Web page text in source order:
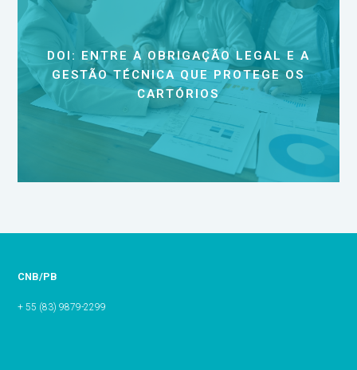
DOI: ENTRE A OBRIGAÇÃO LEGAL E A
GESTÃO TÉCNICA QUE PROTEGE OS
CARTÓRIOS
CNB/PB
+ 55 (83) 9879-2299